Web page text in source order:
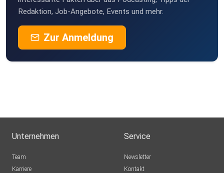
Redaktion, Job-Angebote, Events und mehr.
Zur Anmeldung
Unternehmen
Team
Karriere
Service
Newsletter
Kontakt